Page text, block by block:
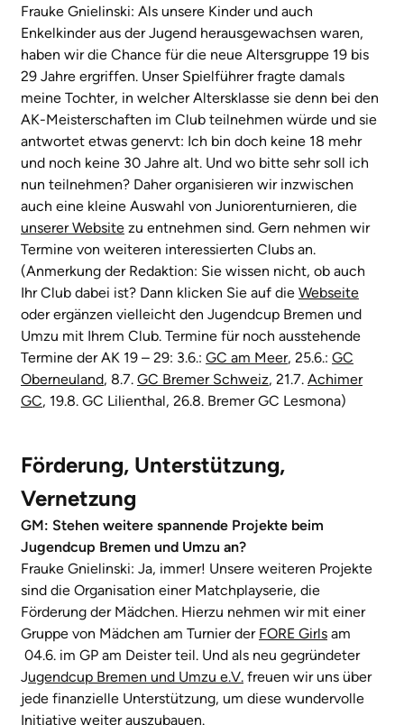
Frauke Gnielinski: Als unsere Kinder und auch
Enkelkinder aus der Jugend herausgewachsen waren,
haben wir die Chance für die neue Altersgruppe 19 bis
29 Jahre ergriffen. Unser Spielführer fragte damals
meine Tochter, in welcher Altersklasse sie denn bei den
AK-Meisterschaften im Club teilnehmen würde und sie
antwortet etwas genervt: Ich bin doch keine 18 mehr
und noch keine 30 Jahre alt. Und wo bitte sehr soll ich
nun teilnehmen? Daher organisieren wir inzwischen
auch eine kleine Auswahl von Juniorenturnieren, die
unserer Website zu entnehmen sind. Gern nehmen wir
Termine von weiteren interessierten Clubs an.
(Anmerkung der Redaktion: Sie wissen nicht, ob auch
Ihr Club dabei ist? Dann klicken Sie auf die Webseite
oder ergänzen vielleicht den Jugendcup Bremen und
Umzu mit Ihrem Club. Termine für noch ausstehende
Termine der AK 19 – 29: 3.6.: GC am Meer, 25.6.: GC
Oberneuland, 8.7. GC Bremer Schweiz, 21.7. Achimer
GC, 19.8. GC Lilienthal, 26.8. Bremer GC Lesmona)
Förderung, Unterstützung,
Vernetzung
GM: Stehen weitere spannende Projekte beim
Jugendcup Bremen und Umzu an?
Frauke Gnielinski: Ja, immer! Unsere weiteren Projekte
sind die Organisation einer Matchplayserie, die
Förderung der Mädchen. Hierzu nehmen wir mit einer
Gruppe von Mädchen am Turnier der FORE Girls am
04.6. im GP am Deister teil. Und als neu gegründeter
Jugendcup Bremen und Umzu e.V. freuen wir uns über
jede finanzielle Unterstützung, um diese wundervolle
Initiative weiter auszubauen.